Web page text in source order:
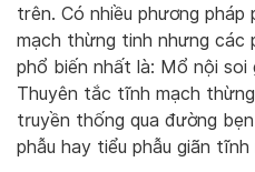
trên. Có nhiều phương
mạch thừng tinh nhưng các
phổ biến nhất là: Mổ nội
Thuyên tắc tĩnh mạch
truyền thống qua đường
phẫu hay tiểu phẫu giãn